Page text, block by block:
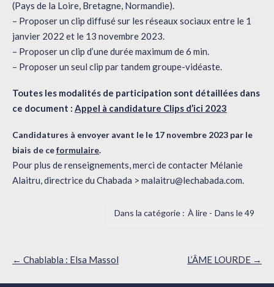
(Pays de la Loire, Bretagne, Normandie).
– Proposer un clip diffusé sur les réseaux sociaux entre le 1
janvier 2022 et le 13 novembre 2023.
– Proposer un clip d’une durée maximum de 6 min.
– Proposer un seul clip par tandem groupe-vidéaste.
Toutes les modalités de participation sont détaillées dans
ce document : Appel à candidature Clips d’ici 2023
Candidatures à envoyer avant le le 17 novembre 2023 par le
biais de ceformulaire.
Pour plus de renseignements, merci de contacter Mélanie
Alaitru, directrice du Chabada > malaitru@lechabada.com.
À lire Dans le 49
Navigation
← Chablabla : Elsa Massol L’ÂME LOURDE →